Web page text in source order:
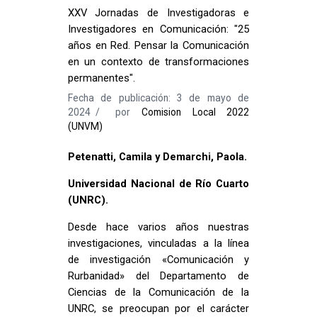
XXV Jornadas de Investigadoras e
Investigadores en Comunicación: "25
años en Red. Pensar la Comunicación
en un contexto de transformaciones
permanentes".
Fecha de publicación: 3 de mayo de
2024
por Comision Local 2022
(UNVM)
Petenatti, Camila y Demarchi, Paola.
Universidad Nacional de Río Cuarto
(UNRC).
Desde hace varios años nuestras
investigaciones, vinculadas a la línea
de investigación «Comunicación y
Rurbanidad» del Departamento de
Ciencias de la Comunicación de la
UNRC, se preocupan por el carácter